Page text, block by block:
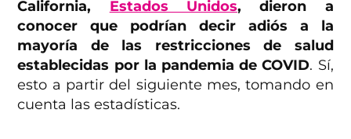
California, Estados Unidos, dieron a
conocer que podrían decir adiós a la
mayoría de las restricciones de salud
establecidas por la pandemia de COVID. Sí,
esto a partir del siguiente mes, tomando en
cuenta las estadísticas.